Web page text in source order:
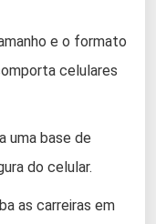
e o formato
celulares
uma base de
do celular.
as carreiras em